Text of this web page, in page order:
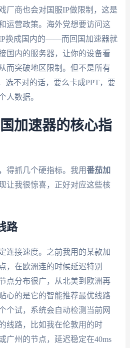
厂商也会对国服IP做限制，这是
运营政策。海外党想要访问这
换成国内的——而回国加速器就
国内的服务器，让你的设备看
而突破地区限制。但不是所有
选不对的话，要么卡成PPT，要
人数据。
加速器的核心指
得抓几个硬指标。我用番茄加
让我很惊喜，正好对应这些核
路
连接速度。之前我用的某款加
，在欧洲连的时候延迟特别
点分布很广，从北美到欧洲再
心的是它的智能推荐最优线路
试，系统会自动检测当前网
线路，比如我在伦敦用的时
广州的节点，延迟稳定在40ms